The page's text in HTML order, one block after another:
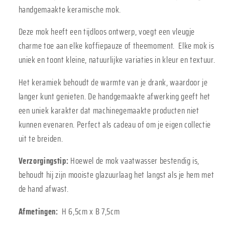
handgemaakte keramische mok.
Deze mok heeft een tijdloos ontwerp, voegt een vleugje
charme toe aan elke koffiepauze of theemoment. Elke mok is
uniek en toont kleine, natuurlijke variaties in kleur en textuur.
Het keramiek behoudt de warmte van je drank, waardoor je
langer kunt genieten. De handgemaakte afwerking geeft het
een uniek karakter dat machinegemaakte producten niet
kunnen evenaren. Perfect als cadeau of om je eigen collectie
uit te breiden.
Verzorgingstip:Hoewel de mok vaatwasser bestendig is,
behoudt hij zijn mooiste glazuurlaag het langst als je hem met
de hand afwast.
Afmetingen: H 6,5cm x B 7,5cm